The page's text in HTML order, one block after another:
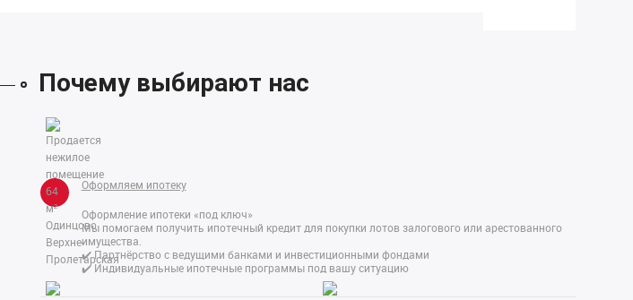
Почему выбирают нас
Оформляем ипотеку
Оформление ипотеки «под ключ»
Мы помогаем получить ипотечный кредит для покупки лотов залогового или арестованного
имущества.
✔️ Партнёрство с ведущими банками и инвестиционными фондами
✔️ Индивидуальные ипотечные программы под вашу ситуацию